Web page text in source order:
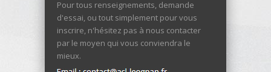
Pour tous renseignements, demande
d'essai, ou tout simplement pour vous
inscrire, n'hésitez pas à nous contacter
par le moyen qui vous conviendra le
mieux.